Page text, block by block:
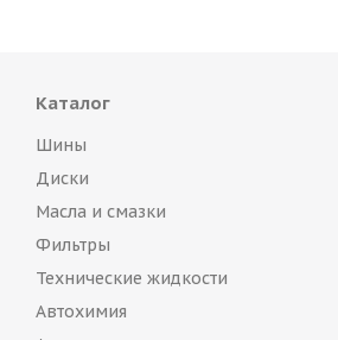
Каталог
Шины
Диски
Масла и смазки
Фильтры
Технические жидкости
Автохимия